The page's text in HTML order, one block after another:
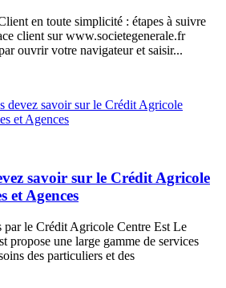
en toute simplicité : étapes à suivre
client sur www.societegenerale.fr
ouvrir votre navigateur et saisir...
savoir sur le Crédit Agricole
et Agences
par le Crédit Agricole Centre Est Le
propose une large gamme de services
des particuliers et des